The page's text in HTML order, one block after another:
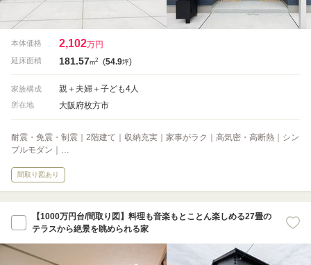
本体価格 2,102万円
延床面積 181.57m2 (54.9坪)
家族構成 親＋夫婦＋子ども4人
所在地 大阪府枚方市
耐震・免震・制震｜2階建て｜収納充実｜家事がラク｜高気密・高断熱｜シン
プルモダン｜…
間取り図あり
【1000万円台/間取り図】料理も音楽もとことん楽しめる27畳の
テラスから絶景を眺められる家